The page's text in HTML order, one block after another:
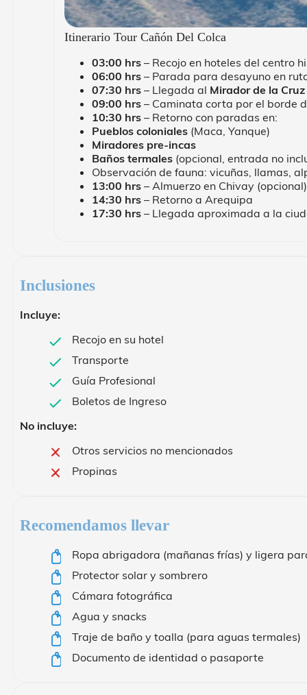
Itinerario Tour Cañón Del Colca
03:00 hrs – Recojo en hoteles del centro
06:00 hrs – Parada para desayuno en
07:30 hrs – Llegada al Mirador de la
09:00 hrs – Caminata corta por el borde
10:30 hrs – Retorno con paradas en:
Pueblos coloniales (Maca, Yanque)
Miradores pre-incas
Baños termales (opcional, entrada no
Observación de fauna: vicuñas, llamas,
13:00 hrs – Almuerzo en Chivay (opcional)
14:30 hrs – Retorno a Arequipa
17:30 hrs – Llegada aproximada a la
Inclusiones
Incluye:
Recojo en su hotel
Transporte
Guía Profesional
Boletos de Ingreso
No incluye:
Otros servicios no mencionados
Propinas
Recomendamos llevar
Ropa abrigadora (mañanas frías) y ligera
Protector solar y sombrero
Cámara fotográfica
Agua y snacks
Traje de baño y toalla (para aguas termales)
Documento de identidad o pasaporte